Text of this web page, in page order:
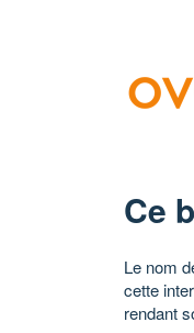
Ce
Le nom
cette
rendant